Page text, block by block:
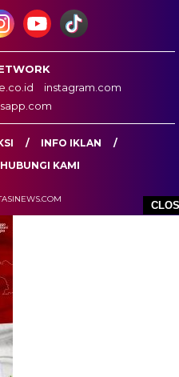
instagram.com
INFO IKLAN
HUBUNGI KAMI